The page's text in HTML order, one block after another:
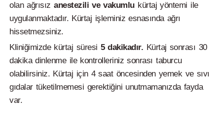
olan ağrısızanestezili ve vakumlukürtaj yöntemi ile
uygulanmaktadır. Kürtaj işleminiz esnasında ağrı
hissetmezsiniz.
Kliniğimizde kürtaj süresi 5 dakikadır. Kürtaj sonrası 30
dakika dinlenme ile kontrolleriniz sonrası taburcu
olabilirsiniz. Kürtaj için 4 saat öncesinden yemek ve sıvı
gıdalar tüketilmemesi gerektiğini unutmamanızda fayda
var.